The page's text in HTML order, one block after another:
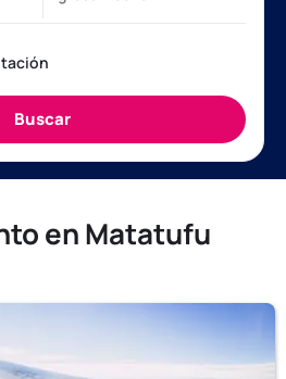
en Matatufu